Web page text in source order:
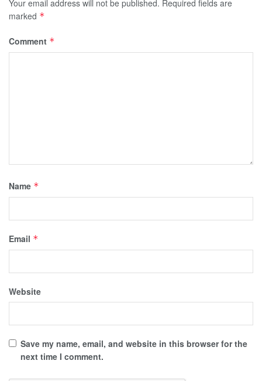
Your email address will not be published. Required fields are
marked *
Comment *
Name *
Email *
Website
Save my name, email, and website in this browser for the
next time I comment.